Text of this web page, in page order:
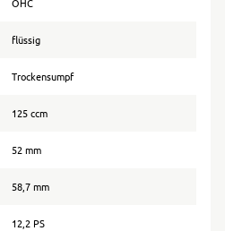
flüssig
Trockensumpf
125 ccm
52 mm
58,7 mm
12,2 PS